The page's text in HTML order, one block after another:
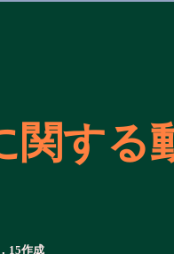
関する
15作成